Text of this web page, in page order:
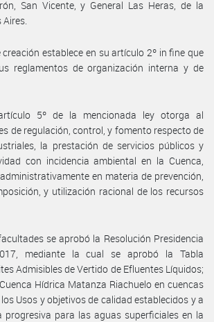
San Vicente, y General Las Heras, de la
creación establece en su artículo 2º in fine que
reglamentos de organización interna y de
5º de la mencionada ley otorga al
de regulación, control, y fomento respecto de
la prestación de servicios públicos y
con incidencia ambiental en la Cuenca,
en materia de prevención,
y utilización racional de los recursos
se aprobó la Resolución Presidencia
mediante la cual se aprobó la Tabla
Admisibles de Vertido de Efluentes Líquidos;
Hídrica Matanza Riachuelo en cuencas
Usos y objetivos de calidad establecidos y a
progresiva para las aguas superficiales en la